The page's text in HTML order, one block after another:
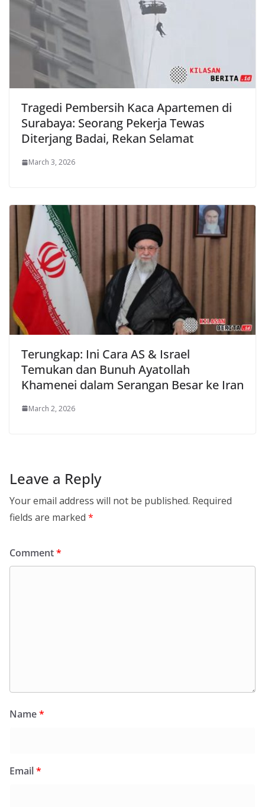
Tragedi Pembersih Kaca Apartemen di
Surabaya: Seorang Pekerja Tewas
Diterjang Badai, Rekan Selamat
March 3, 2026
Terungkap: Ini Cara AS & Israel
Temukan dan Bunuh Ayatollah
Khamenei dalam Serangan Besar ke Iran
March 2, 2026
Leave a Reply
Your email address will not be published. Required
fields are marked *
Comment*
Name*
Email*